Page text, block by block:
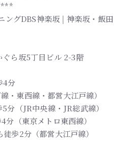
ングDBS神楽坂 | 神楽坂・飯田
ら坂5丁目ビル 2-3階
分
・東西線・都営大江戸線）
（JR中央線・JR総武線）
（東京メトロ東西線）
歩2分（都営大江戸線）